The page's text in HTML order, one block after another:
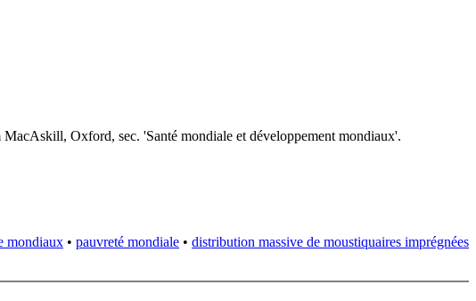
MacAskill, Oxford, sec. 'Santé mondiale et développement mondiaux'.
mondiaux • pauvreté mondiale • distribution massive de moustiquaires imprégnées